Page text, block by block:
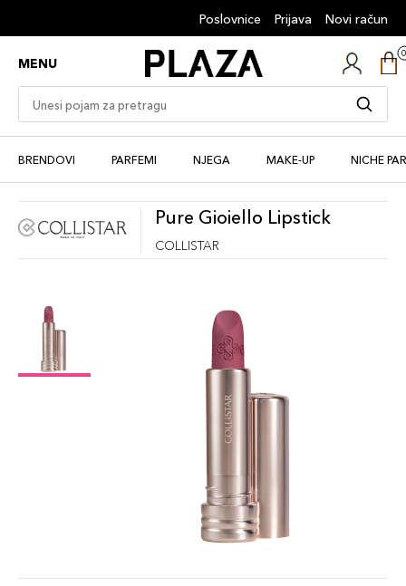
Poslovnice Prijava Novi račun
MENU
BRENDOVI PARFEMI NJEGA MAKE-UP NICHE
Pure Gioiello Lipstick
COLLISTAR